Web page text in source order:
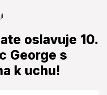
oslavuje 10.
George s
k uchu!
oslavuje 10.
s
k uchu!
nový portrét princa